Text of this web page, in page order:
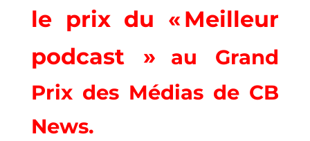
le prix du « Meilleur
podcast »
au Grand
Prix des Médias de CB
News.